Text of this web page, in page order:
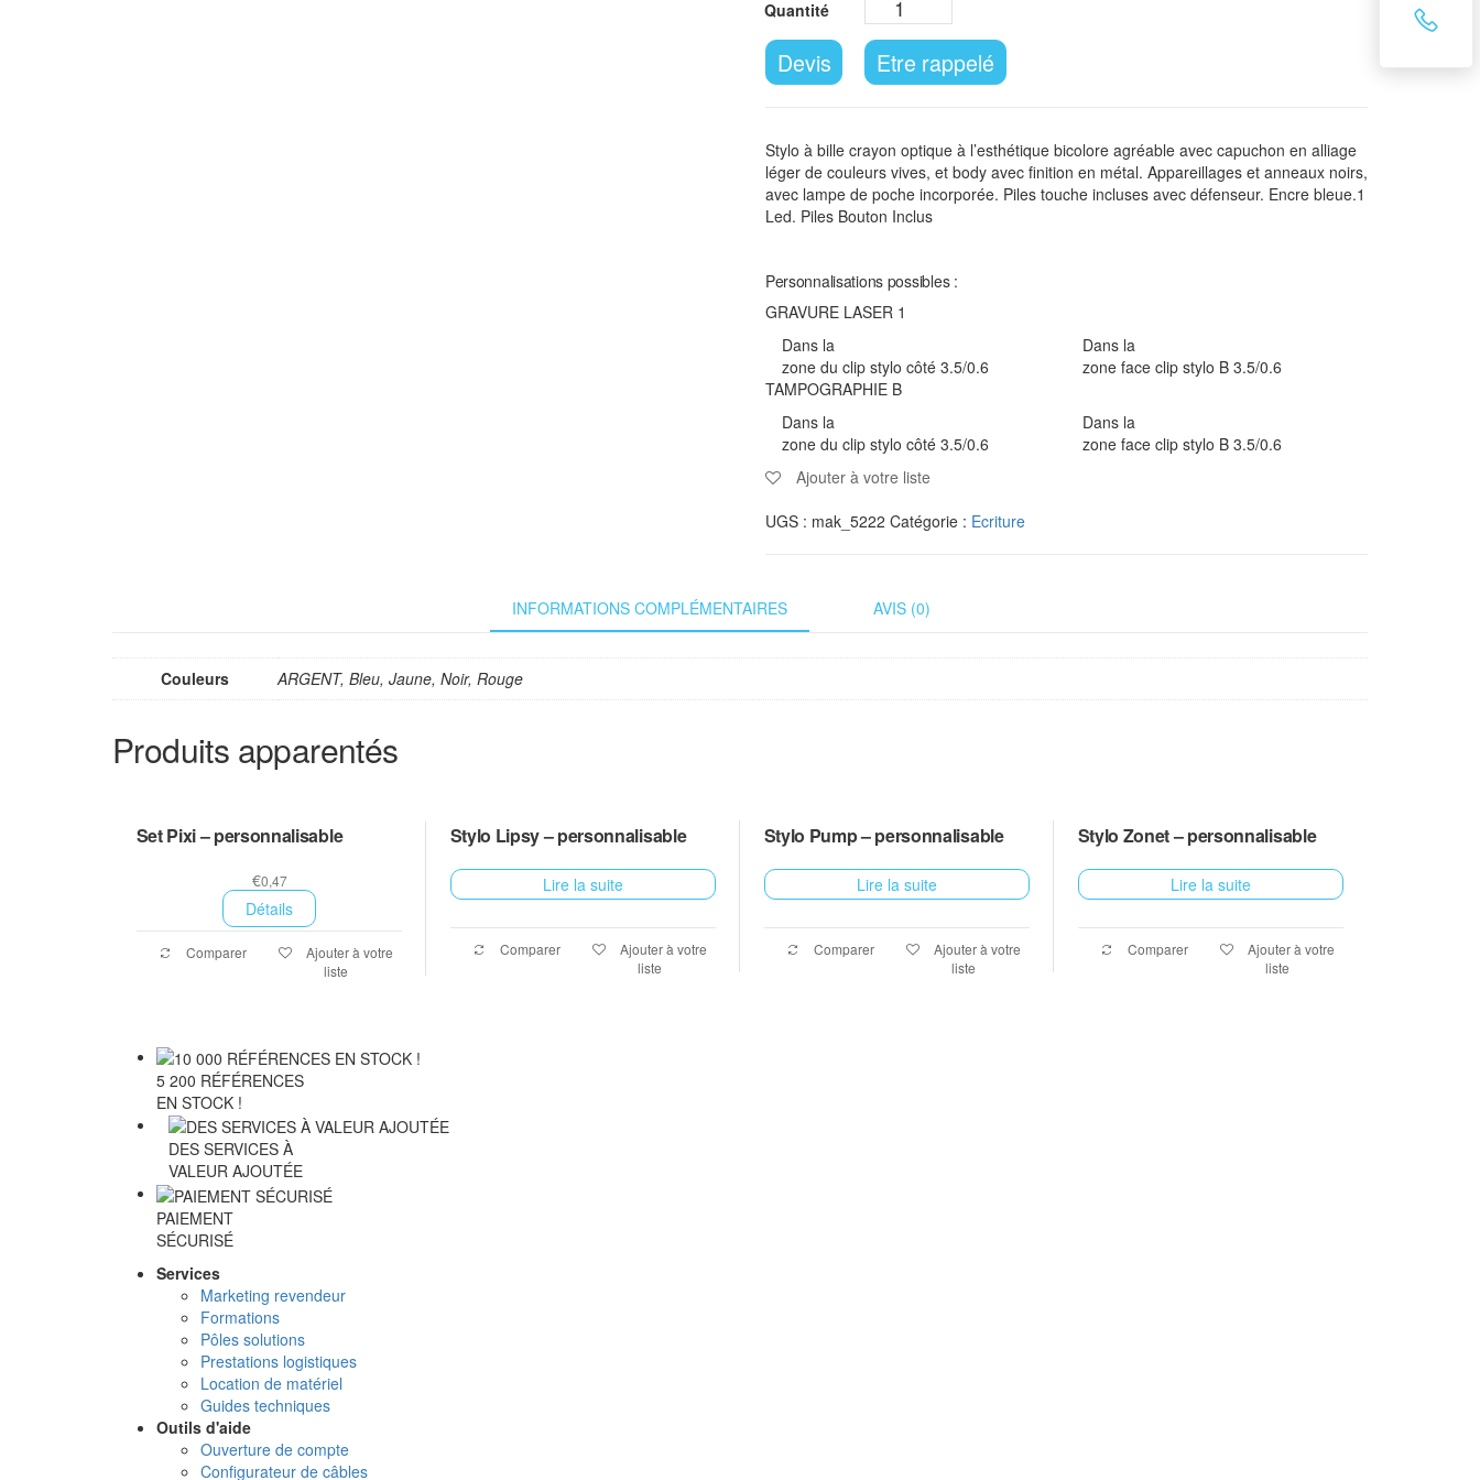
Devis Etre rappelé
Stylo à bille crayon optique à l’esthétique bicolore agréable avec capuchon en alliage
léger de couleurs vives, et body avec finition en métal. Appareillages et anneaux noirs,
avec lampe de poche incorporée. Piles touche incluses avec défenseur. Encre bleue.1
Led. Piles Bouton Inclus
Personnalisations possibles :
GRAVURE LASER 1
Dans la
zone du clip stylo côté 3.5/0.6
Dans la
zone face clip stylo B 3.5/0.6
TAMPOGRAPHIE B
Dans la
zone du clip stylo côté 3.5/0.6
Dans la
zone face clip stylo B 3.5/0.6
Ajouter à votre liste
UGS : mak_5222 Catégorie : Ecriture
INFORMATIONS COMPLÉMENTAIRES AVIS (0)
Couleurs ARGENT, Bleu, Jaune, Noir, Rouge
Produits apparentés
Set Pixi – personnalisable
€0,47
Détails
Comparer
Ajouter à votre
liste
Stylo Lipsy – personnalisable
Lire la suite
Comparer
Ajouter à votre
liste
Stylo Pump – personnalisable
Lire la suite
Comparer
Ajouter à votre
liste
Stylo Zonet – personnalisable
Lire la suite
Comparer
Ajouter à votre
liste
5 200 RÉFÉRENCES
EN STOCK !
DES SERVICES À
VALEUR AJOUTÉE
PAIEMENT
SÉCURISÉ
Services
Marketing revendeur
Formations
Pôles solutions
Prestations logistiques
Location de matériel
Guides techniques
Outils d'aide
Ouverture de compte
Configurateur de câbles